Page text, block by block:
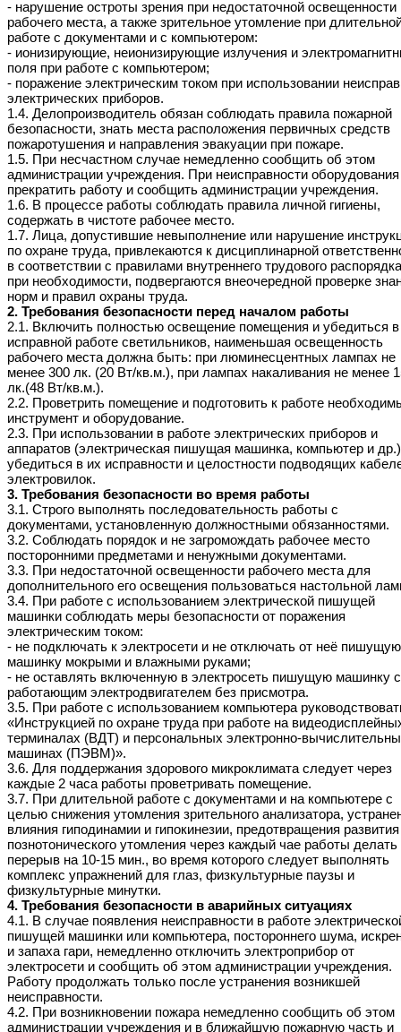
- нарушение остроты зрения при недостаточной освещенности
рабочего места, а также зрительное утомление при
работе с документами и с компьютером:
- ионизирующие, неионизирующие излучения и
поля при работе с компьютером;
- поражение электрическим током при использовании
электрических приборов.
1.4. Делопроизводитель обязан соблюдать правила пожарной
безопасности, знать места расположения первичных средств
пожаротушения и направления эвакуации при пожаре.
1.5. При несчастном случае немедленно сообщить об этом
администрации учреждения. При неисправности оборудования
прекратить работу и сообщить администрации учреждения.
1.6. В процессе работы соблюдать правила личной гигиены,
содержать в чистоте рабочее место.
1.7. Лица, допустившие невыполнение или нарушение
по охране труда, привлекаются к дисциплинарной
в соответствии с правилами внутреннего трудового
при необходимости, подвергаются внеочередной проверке
норм и правил охраны труда.
2. Требования безопасности перед началом работы
2.1. Включить полностью освещение помещения и убедиться в
исправной работе светильников, наименьшая освещенность
рабочего места должна быть: при люминесцентных лампах не
менее 300 лк. (20 Вт/кв.м.), при лампах накаливания не менее
лк.(48 Вт/кв.м.).
2.2. Проветрить помещение и подготовить к работе
инструмент и оборудование.
2.3. При использовании в работе электрических приборов и
аппаратов (электрическая пишущая машинка, компьютер и др.)
убедиться в их исправности и целостности подводящих
электровилок.
3. Требования безопасности во время работы
3.1. Строго выполнять последовательность работы с
документами, установленную должностными обязанностями.
3.2. Соблюдать порядок и не загромождать рабочее место
посторонними предметами и ненужными документами.
3.3. При недостаточной освещенности рабочего места для
дополнительного его освещения пользоваться настольной
3.4. При работе с использованием электрической пишущей
машинки соблюдать меры безопасности от поражения
электрическим током:
- не подключать к электросети и не отключать от неё пишущую
машинку мокрыми и влажными руками;
- не оставлять включенную в электросеть пишущую машинку с
работающим электродвигателем без присмотра.
3.5. При работе с использованием компьютера
«Инструкцией по охране труда при работе на
терминалах (ВДТ) и персональных электронно-
машинах (ПЭВМ)».
3.6. Для поддержания здорового микроклимата следует через
каждые 2 часа работы проветривать помещение.
3.7. При длительной работе с документами и на компьютере с
целью снижения утомления зрительного анализатора,
влияния гиподинамии и гипокинезии, предотвращения развития
познотонического утомления через каждый чае работы делать
перерыв на 10-15 мин., во время которого следует выполнять
комплекс упражнений для глаз, физкультурные паузы и
физкультурные минутки.
4. Требования безопасности в аварийных ситуациях
4.1. В случае появления неисправности в работе
пишущей машинки или компьютера, постороннего шума,
и запаха гари, немедленно отключить электроприбор от
электросети и сообщить об этом администрации учреждения.
Работу продолжать только после устранения возникшей
неисправности.
4.2. При возникновении пожара немедленно сообщить об этом
администрации учреждения и в ближайшую пожарную часть и